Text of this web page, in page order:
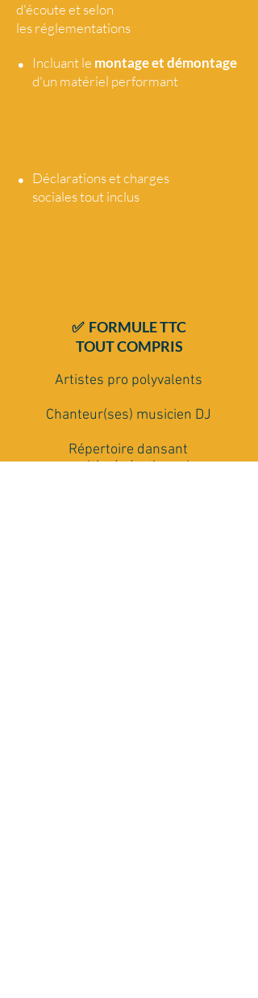
d'écoute et selon
les réglementations
• Incluant le montage et démontage
d'un matériel performant
• Déclarations et charges
sociales toutinclus
✅ FORMULE TTC
TOUT COMPRIS
Artistes pro polyvalents
Chanteur(ses) musicien DJ
Répertoire dansant
multi-générationnel